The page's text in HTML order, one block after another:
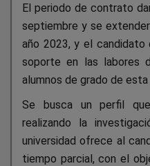
El periodo de contrato
septiembre y se
año 2023, y el candidato
soporte en las labores
alumnos de grado de esta
Se busca un perfil
realizando la
universidad ofrece al
tiempo parcial, con el